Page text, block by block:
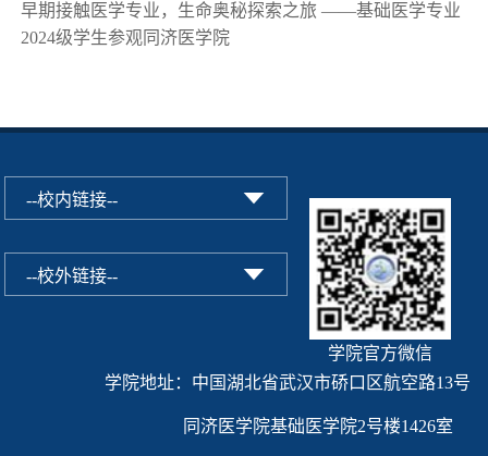
早期接触医学专业，生命奥秘探索之旅 ——基础医学专业
2024级学生参观同济医学院
学院官方微信
学院地址：中国湖北省武汉市硚口区航空路13号
同济医学院基础医学院2号楼1426室